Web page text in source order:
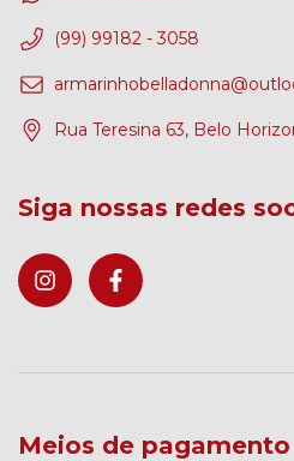
(99) 99182 - 3058
Rua Teresina 63, Belo
Siga nossas redes
Meios de pagamento